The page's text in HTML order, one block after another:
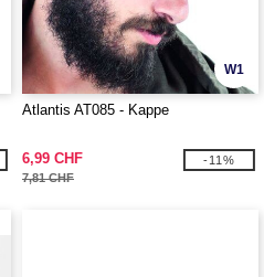
W1
Atlantis AT085 - Kappe
6,99 CHF
7,81 CHF
-11%